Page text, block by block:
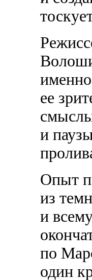
ее
и
Опыт
из
и
по
один